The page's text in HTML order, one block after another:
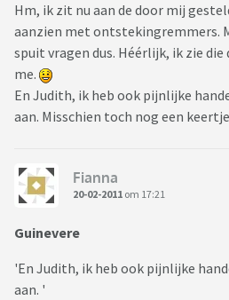
Hm, ik zit nu aan de door mij
aanzien met ontstekingremmers.
spuit vragen dus. Héérlijk, ik zie
me.
En Judith, ik heb ook pijnlijke
aan. Misschien toch nog een
Fianna
20-02-2011 om 17:21
Guinevere
'En Judith, ik heb ook pijnlijke
aan. '